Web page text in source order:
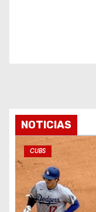
NOTICIAS
CUBS